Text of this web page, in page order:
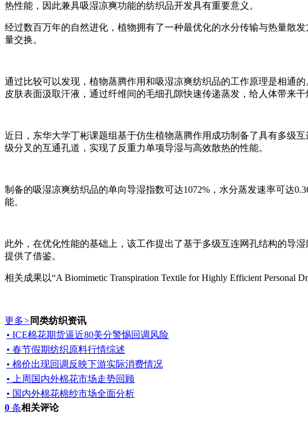
热性能，因此兼具吸湿凉爽功能的纺织品开发具有重要意义。
经过数百万年的自然进化，植物拥有了一种最优化的水分传输与热量
量交换。
通过比较可以发现，植物蒸腾作用和吸湿凉爽纺织品的工作原理是相通
皮肤表面汲取汗液，通过纤维间的毛细孔隙快速传递蒸发，给人体带来
近日，东华大学丁彬课题组基于仿生植物蒸腾作用成功制备了具有多级
级分叉的互通孔道，实现了反重力单项导湿与高效散热的性能。
制备的吸湿凉爽纺织品的单向导湿指数可达1072%，水分蒸发速率可达
能。
此外，在优化性能的基础上，该工作提出了基于多级互连网孔结构的导
提供了借鉴。
相关成果以“A Biomimetic Transpiration Textile for Highly Efficient Personal
更多> 同类纺织资讯
• ICE棉花期货逼近80美分警惕回调风险
• 春节假期纺织原料行情综述
• 棉价出现回调反映下游实际消费情况
• 上周国内外棉花市场走势回顾
• 国内外棉花棉纱市场全面分析
0 条相关评论